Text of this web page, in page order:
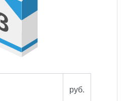
руб.